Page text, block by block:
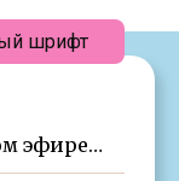
эфире…
шрифт